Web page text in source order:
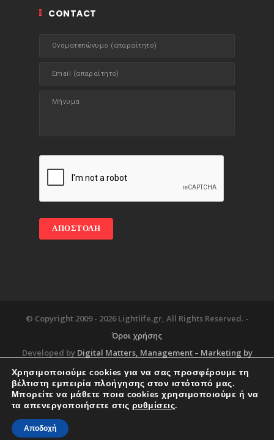
CONTACT
© Copyright 2009 - 2026 Lightlife.gr, All Rights Reserved. -
Όροι χρήσης
Developed by Digital Matters, Management – Marketing by
Blog About Services
Corporate Support
Χρησιμοποιούμε cookies για να σας προσφέρουμε τη
βέλτιστη εμπειρία πλοήγησης στον ιστότοπό μας.
Μπορείτε να μάθετε ποια cookies χρησιμοποιούμε ή να
τα απενεργοποιήσετε στις ρυθμίσεις.
Αποδοχή